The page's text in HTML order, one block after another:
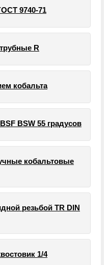
9740-71
R
кобальта
BSW 55 градусов
кобальтовые
резьбой TR DIN
1/4